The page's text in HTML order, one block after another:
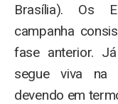
Brasília). Os
campanha
fase anterior.
segue viva na
devendo em